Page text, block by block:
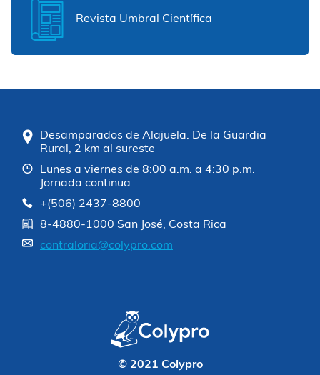
Revista Umbral Científica
Desamparados de Alajuela. De la Guardia
Rural, 2 km al sureste
Lunes a viernes de 8:00 a.m. a 4:30 p.m.
Jornada continua
+(506) 2437-8800
8-4880-1000 San José, Costa Rica
contraloria@colypro.com
© 2021 Colypro